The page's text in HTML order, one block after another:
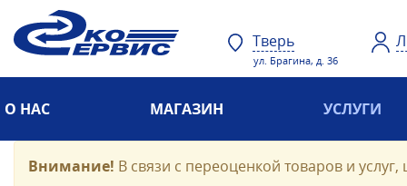
Тверь
ул. Брагина, д. 36
О НАС МАГАЗИН УСЛУГИ
Внимание! В связи с переоценкой товаров и